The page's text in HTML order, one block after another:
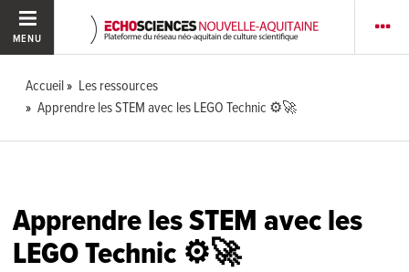
MENU
Accueil
Les ressources
Apprendre les STEM avec les LEGO Technic ⚙️🚀
Apprendre les STEM avec les
LEGO Technic ⚙️🚀